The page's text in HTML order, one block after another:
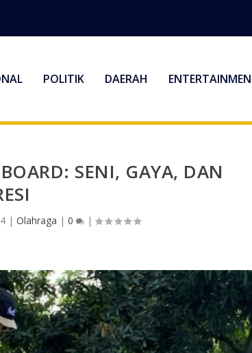
POLITIK DAERAH
SENI, GAYA, DAN
| Olahraga | 0 |